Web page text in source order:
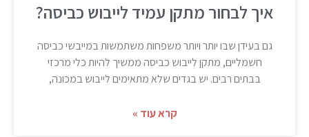
איך לבחור מתקן עמיד לייבוש כביסה?
גם בעידן שבו יותר ויותר משפחות משתמשות במייבשי כביסה
חשמליים, מתקן לייבוש כביסה ממשיך להיות כלי מרכזי
בבתים רבים. יש בגדים שלא מתאימים לייבוש במכונה,
קרא עוד »